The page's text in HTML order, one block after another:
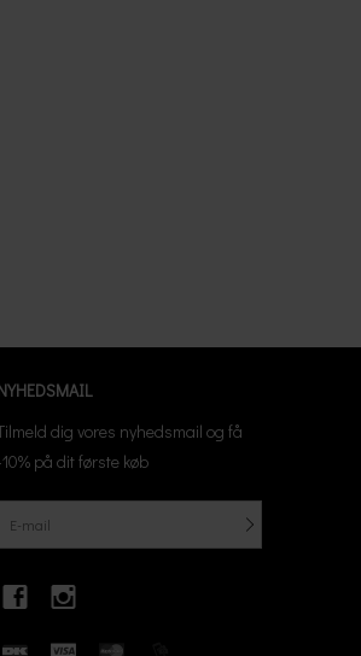
dig vores nyhedsmail og få
på dit første køb